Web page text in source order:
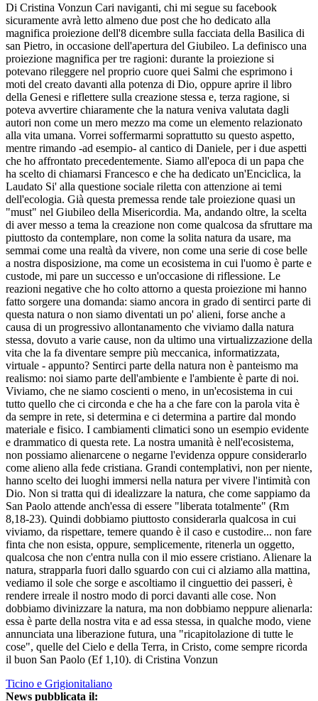
Di Cristina Vonzun Cari naviganti, chi mi segue su facebook
sicuramente avrà letto almeno due post che ho dedicato alla
magnifica proiezione dell'8 dicembre sulla facciata della Basilica di
san Pietro, in occasione dell'apertura del Giubileo. La definisco una
proiezione magnifica per tre ragioni: durante la proiezione si
potevano rileggere nel proprio cuore quei Salmi che esprimono i
moti del creato davanti alla potenza di Dio, oppure aprire il libro
della Genesi e riflettere sulla creazione stessa e, terza ragione, si
poteva avvertire chiaramente che la natura veniva valutata dagli
autori non come un mero mezzo ma come un elemento relazionato
alla vita umana. Vorrei soffermarmi soprattutto su questo aspetto,
mentre rimando -ad esempio- al cantico di Daniele, per i due aspetti
che ho affrontato precedentemente. Siamo all'epoca di un papa che
ha scelto di chiamarsi Francesco e che ha dedicato un'Enciclica, la
Laudato Si' alla questione sociale riletta con attenzione ai temi
dell'ecologia. Già questa premessa rende tale proiezione quasi un
"must" nel Giubileo della Misericordia. Ma, andando oltre, la scelta
di aver messo a tema la creazione non come qualcosa da sfruttare ma
piuttosto da contemplare, non come la solita natura da usare, ma
semmai come una realtà da vivere, non come una serie di cose belle
a nostra disposizione, ma come un ecosistema in cui l'uomo è parte e
custode, mi pare un successo e un'occasione di riflessione. Le
reazioni negative che ho colto attorno a questa proiezione mi hanno
fatto sorgere una domanda: siamo ancora in grado di sentirci parte di
questa natura o non siamo diventati un po' alieni, forse anche a
causa di un progressivo allontanamento che viviamo dalla natura
stessa, dovuto a varie cause, non da ultimo una virtualizzazione della
vita che la fa diventare sempre più meccanica, informatizzata,
virtuale - appunto? Sentirci parte della natura non è panteismo ma
realismo: noi siamo parte dell'ambiente e l'ambiente è parte di noi.
Viviamo, che ne siamo coscienti o meno, in un'ecosistema in cui
tutto quello che ci circonda e che ha a che fare con la parola vita è
da sempre in rete, si determina e ci determina a partire dal mondo
materiale e fisico. I cambiamenti climatici sono un esempio evidente
e drammatico di questa rete. La nostra umanità è nell'ecosistema,
non possiamo alienarcene o negarne l'evidenza oppure considerarlo
come alieno alla fede cristiana. Grandi contemplativi, non per niente,
hanno scelto dei luoghi immersi nella natura per vivere l'intimità con
Dio. Non si tratta qui di idealizzare la natura, che come sappiamo da
San Paolo attende anch'essa di essere "liberata totalmente" (Rm
8,18-23). Quindi dobbiamo piuttosto considerarla qualcosa in cui
viviamo, da rispettare, temere quando è il caso e custodire... non fare
finta che non esista, oppure, semplicemente, ritenerla un oggetto,
qualcosa che non c'entra nulla con il mio essere cristiano. Alienare la
natura, strapparla fuori dallo sguardo con cui ci alziamo alla mattina,
vediamo il sole che sorge e ascoltiamo il cinguettio dei passeri, è
rendere irreale il nostro modo di porci davanti alle cose. Non
dobbiamo divinizzare la natura, ma non dobbiamo neppure alienarla:
essa è parte della nostra vita e ad essa stessa, in qualche modo, viene
annunciata una liberazione futura, una "ricapitolazione di tutte le
cose", quelle del Cielo e della Terra, in Cristo, come sempre ricorda
il buon San Paolo (Ef 1,10). di Cristina Vonzun
Ticino e Grigionitaliano
News pubblicata il: